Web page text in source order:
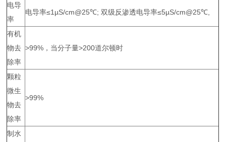
电导
率
电导率≤1µS/cm@25℃; 双级反渗透电导率≤5µS/cm@25℃,
有机
物去
除率
>99%，当分子量>200道尔顿时
颗粒
微生
物去
除率
>99%
制水